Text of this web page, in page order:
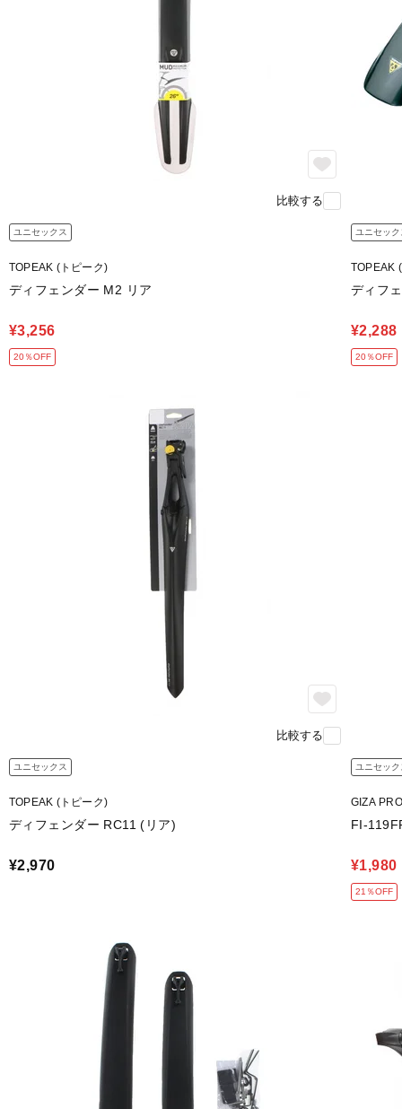
比較する
ユニセックス
TOPEAK (トピーク)
ディフェンダー M2 リア
¥3,256
20％OFF
ユニセック
TOPEAK
ディフ
¥2,288
20％OFF
比較する
ユニセックス
TOPEAK (トピーク)
ディフェンダー RC11 (リア)
¥2,970
ユニセック
GIZA
FI-
¥1,980
21％OFF